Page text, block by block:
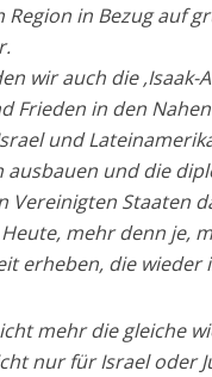
in Bezug auf
wir auch die
Frieden in den
und
ausbauen und die
Vereinigten Staaten
mehr denn je,
erheben, die wieder
mehr die gleiche
nur für Israel